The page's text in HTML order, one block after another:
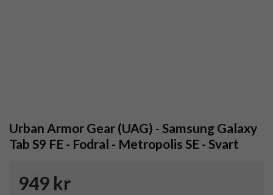
Urban Armor Gear (UAG) - Samsung Galaxy
Tab S9 FE - Fodral - Metropolis SE - Svart
949 kr